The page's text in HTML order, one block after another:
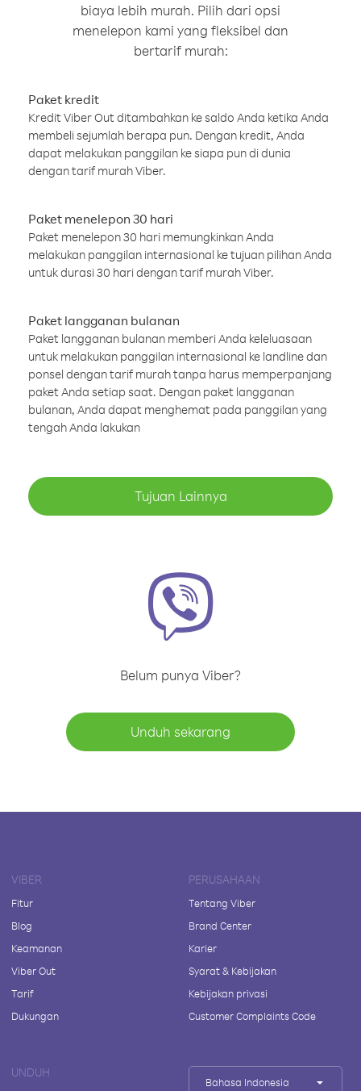
biaya lebih murah. Pilih dari opsi
menelepon kami yang fleksibel dan
bertarif murah:
Paket kredit
Kredit Viber Out ditambahkan ke saldo Anda ketika Anda
membeli sejumlah berapa pun. Dengan kredit, Anda
dapat melakukan panggilan ke siapa pun di dunia
dengan tarif murah Viber.
Paket menelepon 30 hari
Paket menelepon 30 hari memungkinkan Anda
melakukan panggilan internasional ke tujuan pilihan Anda
untuk durasi 30 hari dengan tarif murah Viber.
Paket langganan bulanan
Paket langganan bulanan memberi Anda keleluasaan
untuk melakukan panggilan internasional ke landline dan
ponsel dengan tarif murah tanpa harus memperpanjang
paket Anda setiap saat. Dengan paket langganan
bulanan, Anda dapat menghemat pada panggilan yang
tengah Anda lakukan
Tujuan Lainnya
Belum punya Viber?
Unduh sekarang
VIBER
Fitur
Blog
Keamanan
Viber Out
Tarif
Dukungan
PERUSAHAAN
Tentang Viber
Brand Center
Karier
Syarat & Kebijakan
Kebijakan privasi
Customer Complaints Code
UNDUH
Bahasa Indonesia